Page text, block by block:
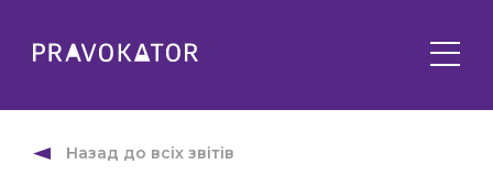
Про клуб
PRAVOKATOR.Київ
Напрямки діяльності
Назад до всіх звітів